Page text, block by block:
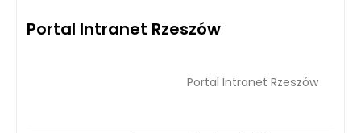
Portal Intranet Rzeszów
Portal Intranet Rzeszów